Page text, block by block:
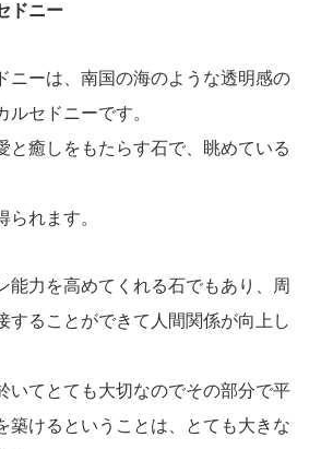
ドニー
ニーは、南国の海のような透明感の
ルセドニーです。
と癒しをもたらす石で、眺めている
られます。
能力を高めてくれる石でもあり、周
することができて人間関係が向上し
いてとても大切なのでその部分で平
築けるということは、とても大きな